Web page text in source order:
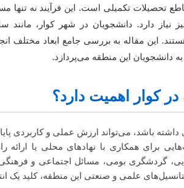
تحصیلات تکمیلی است. این فرآیند نه
دارد. دانشجویان در شهر کوار، مانند
این مقاله به بررسی جامع ابعاد مختلف انجام
دانشجویان این منطقه می‌پردازد.
کوار اهمیت دارد؟
باشد، می‌تواند ارزش عملی و کاربردی
برای همکاری با نهادهای محلی یا ارائه
گردشگری بومی، مسائل اجتماعی و فرهنگی
علمی و صنعتی این منطقه، کلید یک